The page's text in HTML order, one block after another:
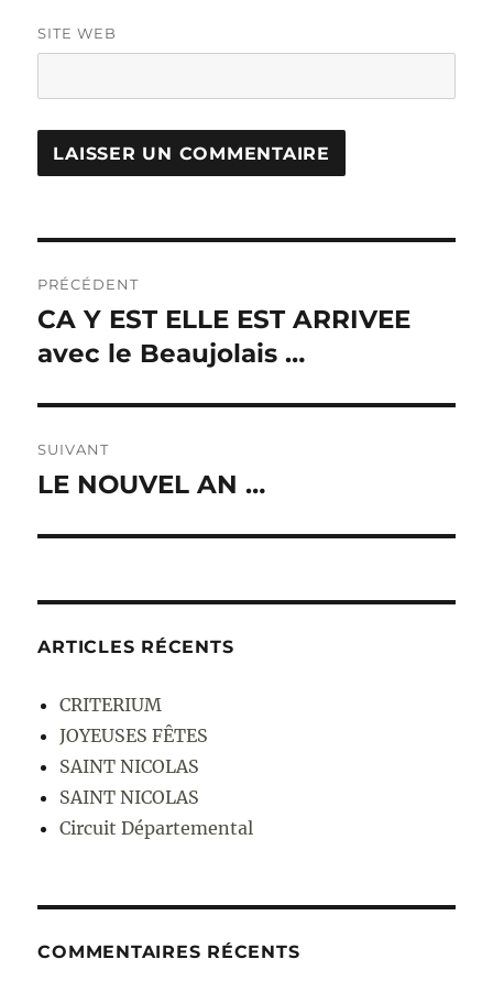
SITE WEB
de
l’article
PRÉCÉDENT
Publication
précédente :
CA Y EST ELLE EST ARRIVEE
avec le Beaujolais …
SUIVANT
Publication
LE NOUVEL AN …
ARTICLES RÉCENTS
CRITERIUM
JOYEUSES FÊTES
SAINT NICOLAS
SAINT NICOLAS
Circuit Départemental
COMMENTAIRES RÉCENTS